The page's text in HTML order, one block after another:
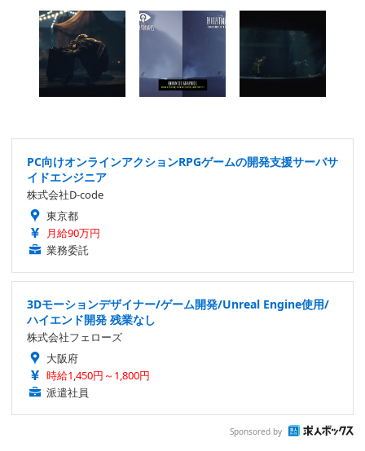
PC向けオンラインアクションRPGゲームの開発支援サーバサ
イドエンジニア
株式会社D-code
東京都
月給90万円
業務委託
3Dモーションデザイナー/ゲーム開発/Unreal Engine使用/
ハイエンド開発 残業なし
株式会社フェローズ
大阪府
時給1,450円～1,800円
派遣社員
Sponsored by